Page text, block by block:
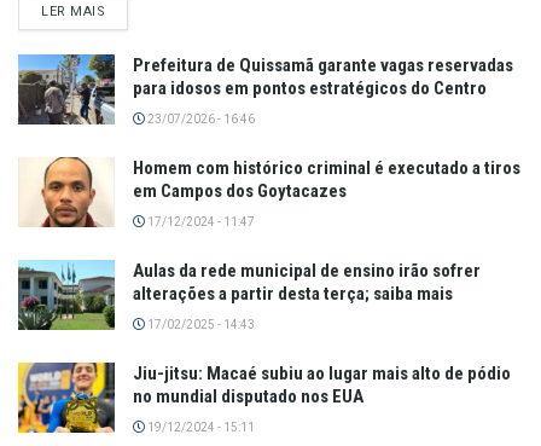
LER MAIS
Prefeitura de Quissamã garante vagas reservadas
para idosos em pontos estratégicos do Centro
23/07/2026 - 16:46
Homem com histórico criminal é executado a tiros
em Campos dos Goytacazes
17/12/2024 - 11:47
Aulas da rede municipal de ensino irão sofrer
alterações a partir desta terça; saiba mais
17/02/2025 - 14:43
Jiu-jitsu: Macaé subiu ao lugar mais alto de pódio
no mundial disputado nos EUA
19/12/2024 - 15:11